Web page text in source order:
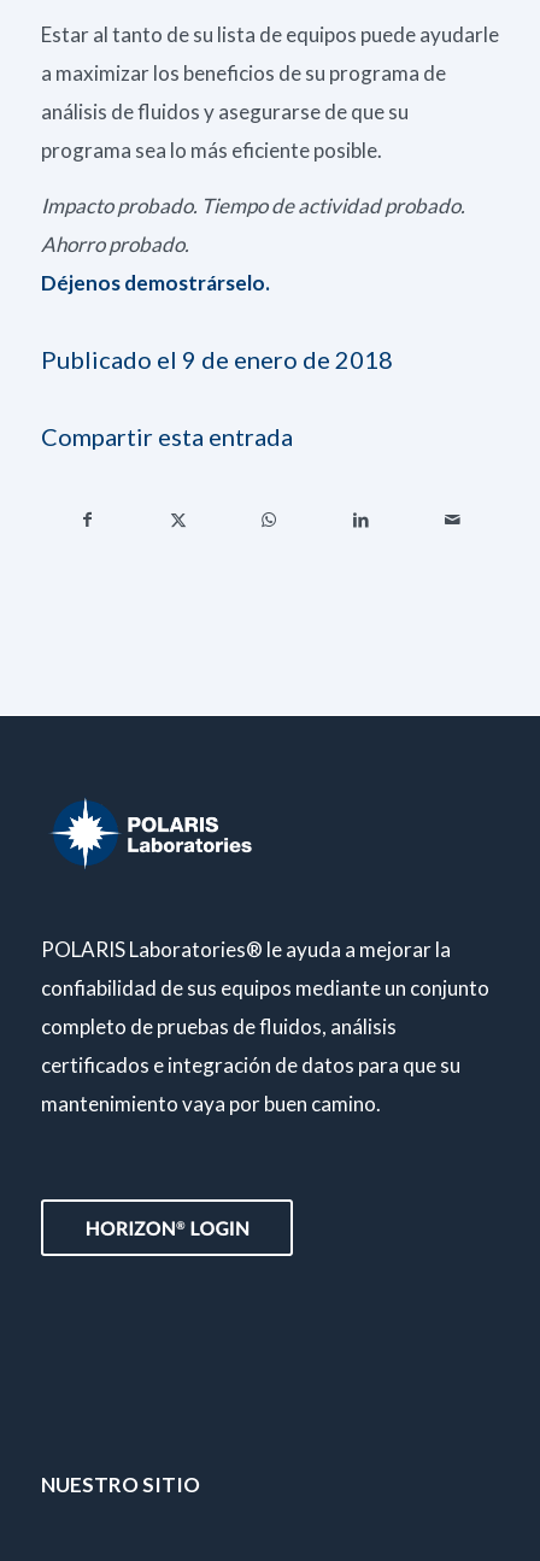
Estar al tanto de su lista de equipos puede ayudarle
a maximizar los beneficios de su programa de
análisis de fluidos y asegurarse de que su
programa sea lo más eficiente posible.
Impacto probado. Tiempo de actividad probado.
Ahorro probado.
Déjenos demostrárselo.
Publicado el 9 de enero de 2018
Compartir esta entrada
POLARIS Laboratories® le ayuda a mejorar la
confiabilidad de sus equipos mediante un conjunto
completo de pruebas de fluidos, análisis
certificados e integración de datos para que su
mantenimiento vaya por buen camino.
NUESTRO SITIO